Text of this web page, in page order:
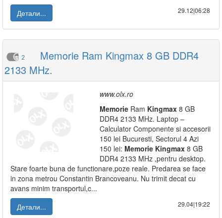
Детали...
29.12|06:28
2
Memorie Ram Kingmax 8 GB DDR4
2133 MHz.
www.olx.ro
Memorie Ram Kingmax 8 GB
DDR4 2133 MHz. Laptop –
Calculator Componente si accesorii
150 lei Bucuresti, Sectorul 4 Azi
150 lei: Memorie Kingmax 8 GB
DDR4 2133 MHz ,pentru desktop.
Stare foarte buna de functionare,poze reale. Predarea se face
in zona metrou Constantin Brancoveanu. Nu trimit decat cu
avans minim transportul,c...
Детали...
29.04|19:22